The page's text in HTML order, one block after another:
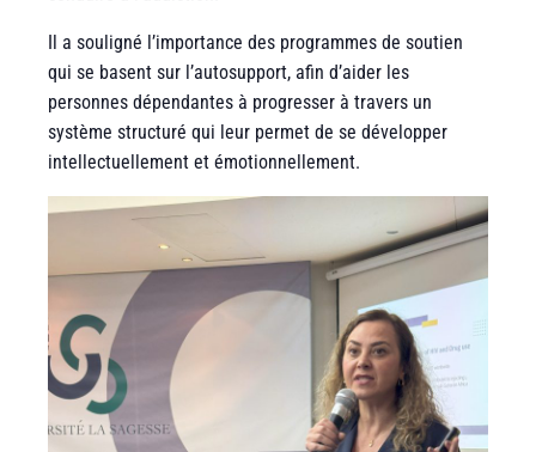
Il a souligné l’importance des programmes de soutien
qui se basent sur l’autosupport, afin d’aider les
personnes dépendantes à progresser à travers un
système structuré qui leur permet de se développer
intellectuellement et émotionnellement.